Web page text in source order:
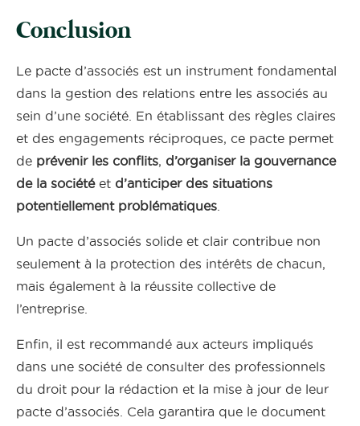
Conclusion
Le pacte d’associés est un instrument fondamental
dans la gestion des relations entre les associés au
sein d’une société. En établissant des règles claires
et des engagements réciproques, ce pacte permet
de prévenir les conflits, d’organiser la gouvernance
de la sociétéet d’anticiper des situations
potentiellement problématiques
Un pacte d’associés solide et clair contribue non
seulement à la protection des intérêts de chacun,
mais également à la réussite collective de
l’entreprise.
Enfin, il est recommandé aux acteurs impliqués
dans une société de consulter des professionnels
du droit pour la rédaction et la mise à jour de leur
pacte d’associés. Cela garantira que le document